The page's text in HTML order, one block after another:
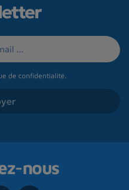
de confidentialité
nous